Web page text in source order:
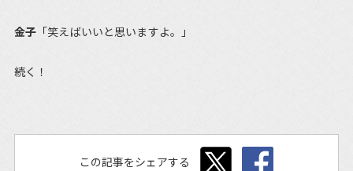
金子 「笑えばいいと思いますよ。」
続く！
この記事をシェアする